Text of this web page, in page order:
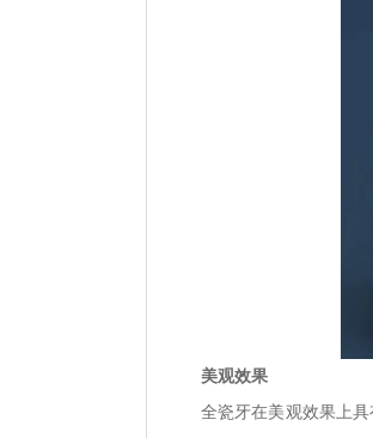
美观效果
全瓷牙在美观效果上